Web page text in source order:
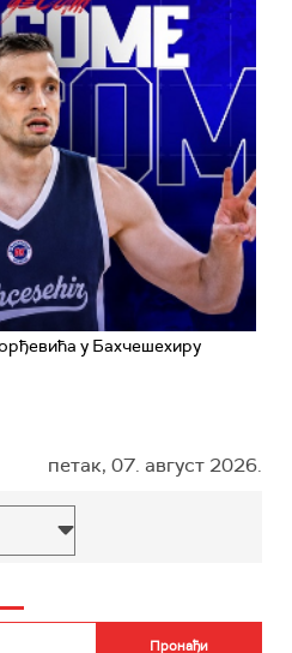
у Бахчешехиру
петак, 07. август 2026.